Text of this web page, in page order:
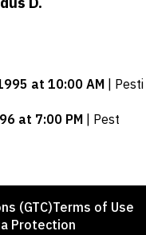
at 10:00 AM
Pesti
at 7:00 PM
Pest
(GTC)Terms of Use
Protection